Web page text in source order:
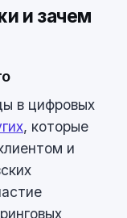
и зачем
в цифровых
, которые
и